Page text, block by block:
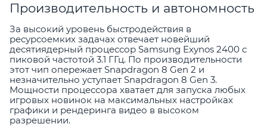
Производительность и автономность
За высокий уровень быстродействия в
ресурсоемких задачах отвечает новейший
десятиядерный процессор Samsung Exynos 2400 с
пиковой частотой 3.1 ГГц. По производительности
этот чип опережает Snapdragon 8 Gen 2 и
незначительно уступает Snapdragon 8 Gen 3.
Мощности процессора хватает для запуска любых
игровых новинок на максимальных настройках
графики и рендеринга видео в высоком
разрешении.